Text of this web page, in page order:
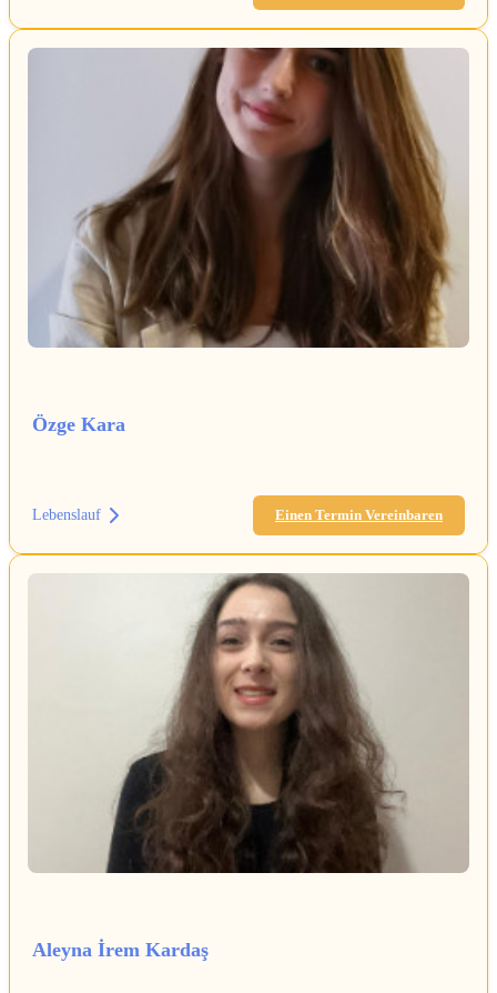
Özge Kara
Lebenslauf Einen Termin Vereinbaren
Aleyna İrem Kardaş